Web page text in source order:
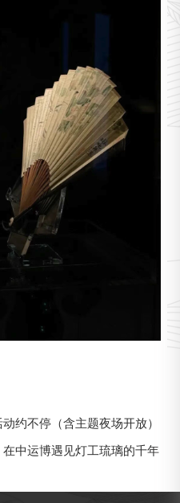
约不停（含主题夜场开放）
中运博遇见灯工琉璃的千年